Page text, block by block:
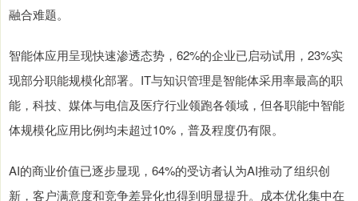
融合难题。
智能体应用呈现快速渗透态势，62%的企业已启动试用，23%实
现部分职能规模化部署。IT与知识管理是智能体采用率最高的职
能，科技、媒体与电信及医疗行业领跑各领域，但各职能中智能
体规模化应用比例均未超过10%，普及程度仍有限。
AI的商业价值已逐步显现，64%的受访者认为AI推动了组织创
新，客户满意度和竞争差异化也得到明显提升。成本优化集中在